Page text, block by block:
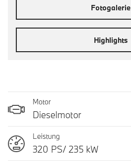
Fotogalerie
Highlights
Motor
Dieselmotor
Leistung
320 PS/ 235 kW